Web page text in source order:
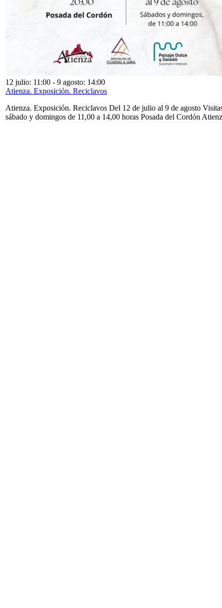
12 julio: 11:00 - 9 agosto: 14:00
Atienza. Exposición. Reciclavos
Atienza. Exposición. Reciclavos Del 12 de julio al 9 de agosto
sábado y domingos de 11,00 a 14,00 horas Posada del Cordón